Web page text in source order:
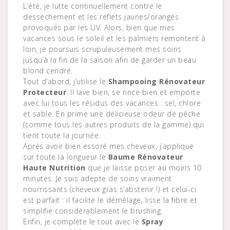
L’été, je lutte continuellement contre le
dessèchement et les reflets jaunes/orangés
provoqués par les UV. Alors, bien que mes
vacances sous le soleil et les palmiers remontent à
loin, je poursuis scrupuleusement mes soins
jusqu’à la fin de la saison afin de garder un beau
blond cendré.
Tout d’abord, j’utilise le Shampooing Rénovateur
Protecteur. Il lave bien, se rince bien et emporte
avec lui tous les résidus des vacances : sel, chlore
et sable. En prime une délicieuse odeur de pêche
(comme tous les autres produits de la gamme) qui
tient toute la journée.
Après avoir bien essoré mes cheveux, j’applique
sur toute la longueur le Baume Rénovateur
Haute Nutrition que je laisse poser au moins 10
minutes. Je suis adepte de soins vraiment
nourrissants (cheveux gras s’abstenir !) et celui-ci
est parfait : il facilite le démêlage, lisse la fibre et
simplifie considérablement le brushing.
Enfin, je complète le tout avec le Spray